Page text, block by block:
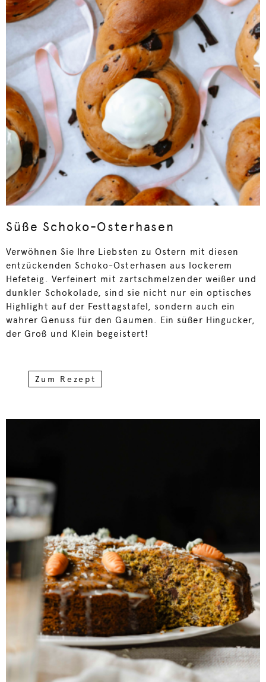
Süße Schoko-Osterhasen
Verwöhnen Sie Ihre Liebsten zu Ostern mit diesen
entzückenden Schoko-Osterhasen aus lockerem
Hefeteig. Verfeinert mit zartschmelzender weißer und
dunkler Schokolade, sind sie nicht nur ein optisches
Highlight auf der Festtagstafel, sondern auch ein
wahrer Genuss für den Gaumen. Ein süßer Hingucker,
der Groß und Klein begeistert!
Zum Rezept